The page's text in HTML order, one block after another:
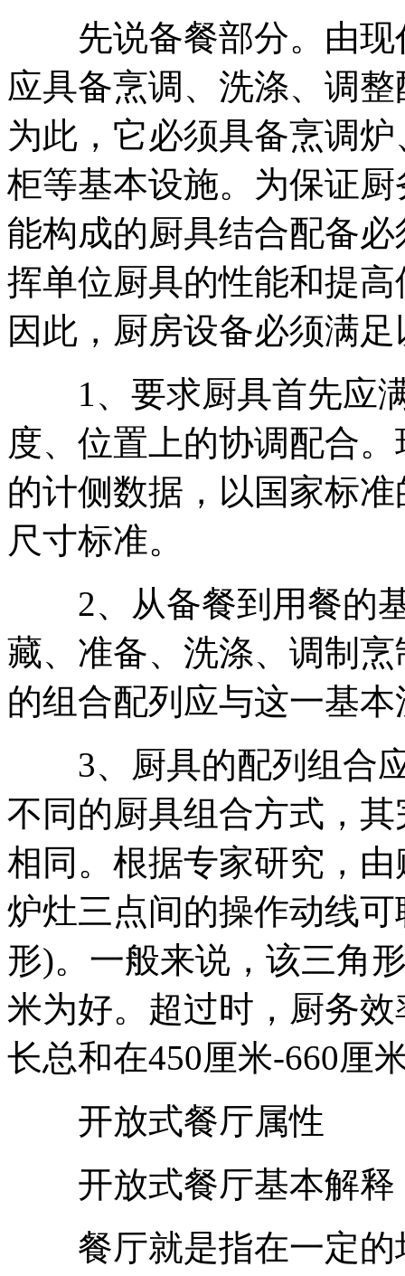
先说备餐部分。由现
应具备烹调、洗涤、调
为此，它必须具备烹调
柜等基本设施。为保证
能构成的厨具结合配备
挥单位厨具的性能和提
因此，厨房设备必须满
1、要求厨具首先应满
度、位置上的协调配合
的计侧数据，以国家标
尺寸标准。
2、从备餐到用餐的基
藏、准备、洗涤、调制
的组合配列应与这一基
3、厨具的配列组合应
不同的厨具组合方式，
相同。根据专家研究，
炉灶三点间的操作动线
形)。一般来说，该三角
米为好。超过时，厨务
长总和在450厘米-660厘
开放式餐厅属性
开放式餐厅基本解释
餐厅就是指在一定的